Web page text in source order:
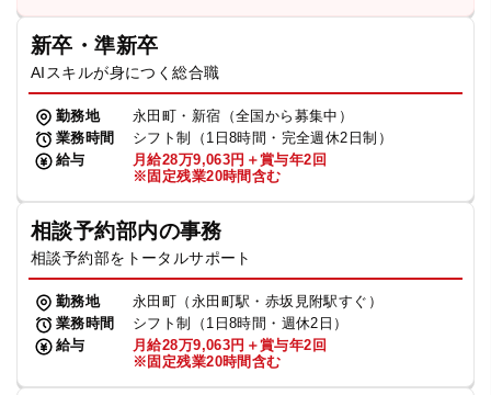
新卒・準新卒
AIスキルが身につく総合職
勤務地
永田町・新宿（全国から募集中）
業務時間
シフト制（1日8時間・完全週休2日制）
給与
月給28万9,063円＋賞与年2回
※固定残業20時間含む
相談予約部内の事務
相談予約部をトータルサポート
勤務地
永田町（永田町駅・赤坂見附駅すぐ）
業務時間
シフト制（1日8時間・週休2日）
給与
月給28万9,063円＋賞与年2回
※固定残業20時間含む